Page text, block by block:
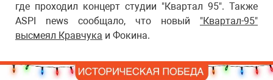
где проходил концерт студии "Квартал 95". Также
ASPI news сообщало, что новый "Квартал-95"
высмеял Кравчука и Фокина.